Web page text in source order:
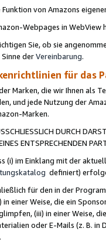
von Amazons
Webpages in WebView
Sie, ob sie
Sinne derVereinbarung.
für das
Marken, die wir Ihnen als
und jede Nutzung der
Marken.
DURCH
ENTSPRECHENDEN
(i) im Einklang mit der
definiert)
für den in der
einer Weise, die ein
(iii) in einer Weise,
oder E-Mails (z. B. in